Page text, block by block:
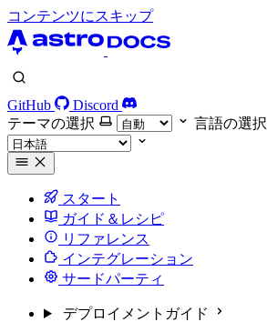
コンテンツにスキップ
GitHub
Discord
テーマの選択
言語の選択
スタート
ガイド＆レシピ
リファレンス
インテグレーション
サードパーティ
デプロイメントガイド